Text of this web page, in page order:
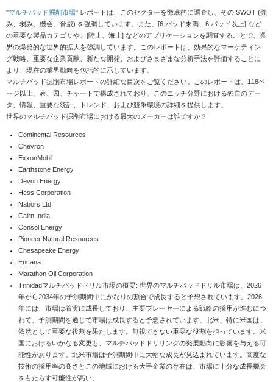
"マルチパッド掘削市場" レポートは、このセクターを徹底的に調査し、その SWOT (強
み、弱み、機会、脅威) を強調しています。また、[6 パッド未満、6 パッド以上] など
の重要な製品カテゴリや、[陸上、海上] などのアプリケーションを調査することで、業
界の爆発的な世界的拡大を強調しています。このレポートは、効果的なマーケティン
グ戦略、重要な企業貢献、新たな開発、およびさまざまな分析手法を評価することに
より、現在の業界動向を包括的に示しています。
マルチパッド掘削市場レポートの詳細な目次をご覧ください。このレポートは、118ペ
ージ以上、表、図、チャートで構成されており、このニッチ分野における独自のデー
タ、情報、重要な統計、トレンド、および競争環境の詳細を提供します。
世界のマルチパッド掘削市場における最大のメーカーは誰ですか？
Continental Resources
Chevron
ExxonMobil
Earthstone Energy
Devon Energy
Hess Corporation
Nabors Ltd
Cairn India
Consol Energy
Pioneer Natural Resources
Chesapeake Energy
Encana
Marathon Oil Corporation
Trinidadマルチパッドドリル市場の概要: 世界のマルチパッドドリル市場は、2026
年から2034年の予測期間中にかなりの割合で成長すると予想されています。2026
年には、市場は着実に成長しており、主要プレーヤーによる戦略の採用が進むにつ
れて、予測期間を通じて市場は成長すると予想されています。北米、特に米国は、
依然として重要な役割を果たします。無視できない重要な役割を担っています。米
国におけるいかなる変更も、マルチパッドドリリングの発展動向に影響を与える可
能性があります。北米市場は予測期間中に大幅な成長が見込まれています。高度な
技術の採用率の高さとこの地域における大手企業の存在は、市場に十分な成長機会
をもたらす可能性が高い。